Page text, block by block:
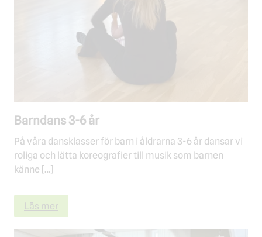
Barndans 3-6 år
På våra dansklasser för barn i åldrarna 3-6 år dansar vi
roliga och lätta koreografier till musik som barnen
känne […]
Läs mer